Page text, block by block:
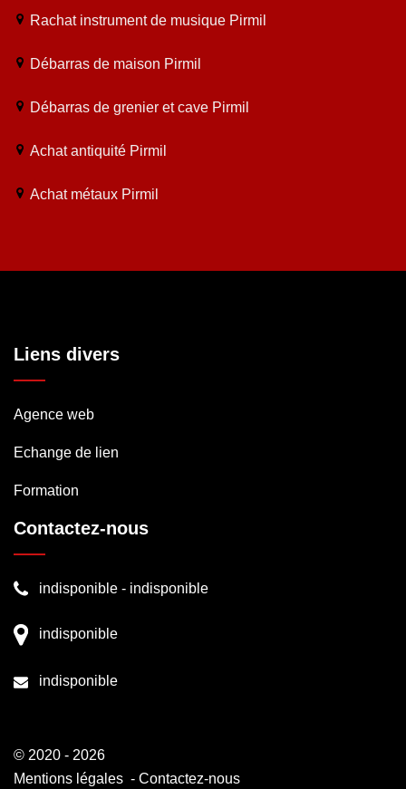
Rachat instrument de musique Pirmil
Débarras de maison Pirmil
Débarras de grenier et cave Pirmil
Achat antiquité Pirmil
Achat métaux Pirmil
Liens divers
Agence web
Echange de lien
Formation
Contactez-nous
indisponible - indisponible
indisponible
indisponible
© 2020 - 2026
Mentions légales - Contactez-nous